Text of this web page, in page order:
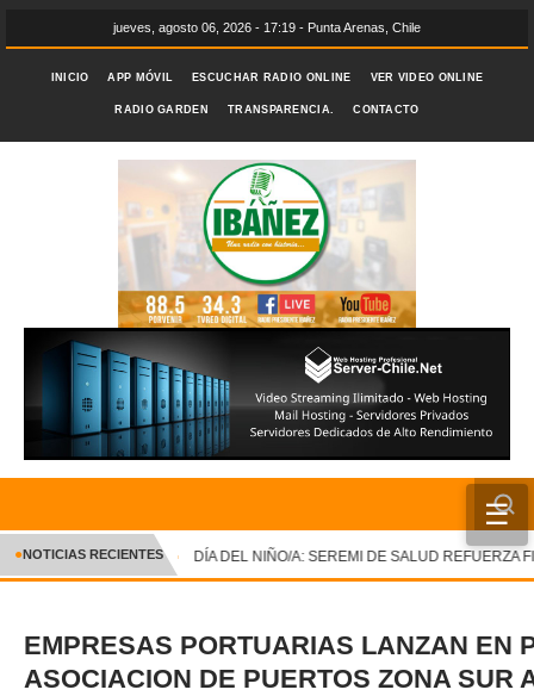
jueves, agosto 06, 2026 - 17:19 - Punta Arenas, Chile
INICIO APP MÓVIL ESCUCHAR RADIO ONLINE VER VIDEO ONLINE
RADIO GARDEN TRANSPARENCIA. CONTACTO
☰
INICIO
CRÓNICA
DEPORTES ✕
●NOTICIAS RECIENTES DÍA DEL NIÑO/A: SEREMI DE SALUD REFUERZA
EMPRESAS PORTUARIAS LANZAN EN
ASOCIACION DE PUERTOS ZONA SUR